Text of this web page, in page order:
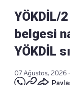
YÖKDİL/
belgesi
YÖKDİL
07 Ağustos, 2026